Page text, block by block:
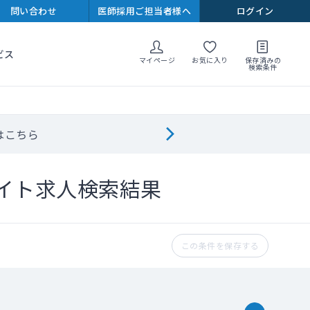
問い合わせ 医師採用ご担当者様へ ログイン
ス マイページ お気に入り 保存済みの
検索条件
ちら
ト求人検索結果
この条件を保存する